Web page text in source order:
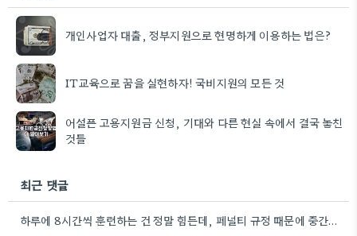
개인사업자 대출, 정부지원으로 현명하게 이용하는 법은?
IT교육으로 꿈을 실현하자! 국비지원의 모든 것
어설픈 고용지원금 신청, 기대와 다른 현실 속에서 결국 놓친
것들
최근 댓글
하루에 8시간씩 훈련하는 건 정말 힘든데, 페널티 규정 때문에 중간에 포기하면 돈까지 깎여나가니 신중해야겠어요.